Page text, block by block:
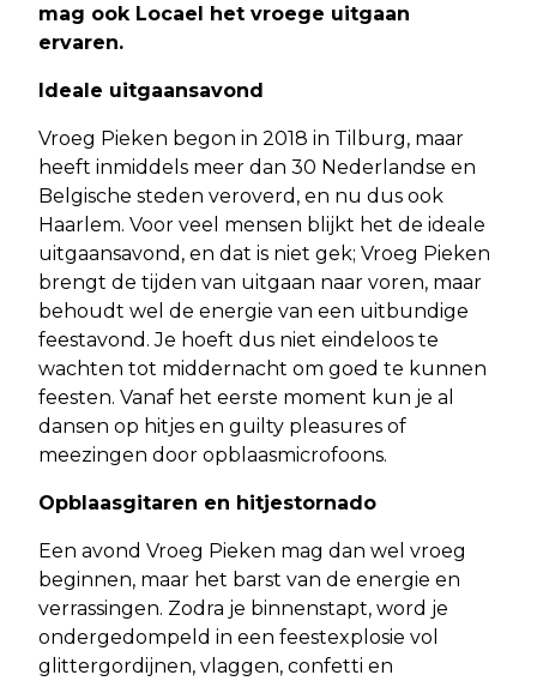
mag ook Locael het vroege uitgaan
ervaren.
Ideale uitgaansavond
Vroeg Pieken begon in 2018 in Tilburg, maar
heeft inmiddels meer dan 30 Nederlandse en
Belgische steden veroverd, en nu dus ook
Haarlem. Voor veel mensen blijkt het de ideale
uitgaansavond, en dat is niet gek; Vroeg Pieken
brengt de tijden van uitgaan naar voren, maar
behoudt wel de energie van een uitbundige
feestavond. Je hoeft dus niet eindeloos te
wachten tot middernacht om goed te kunnen
feesten. Vanaf het eerste moment kun je al
dansen op hitjes en guilty pleasures of
meezingen door opblaasmicrofoons.
Opblaasgitaren en hitjestornado
Een avond Vroeg Pieken mag dan wel vroeg
beginnen, maar het barst van de energie en
verrassingen. Zodra je binnenstapt, word je
ondergedompeld in een feestexplosie vol
glittergordijnen, vlaggen, confetti en